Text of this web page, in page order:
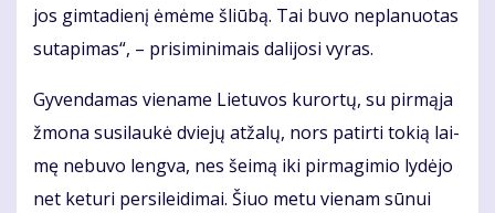
jos gim­ta­die­nį ėmė­me šliū­bą. Tai bu­vo ne­pla­nuo­tas
su­ta­pi­mas“, – pri­si­mi­ni­mais da­li­jo­si vy­ras.
Gy­ven­da­mas vie­na­me Lie­tu­vos ku­ror­tų, su pir­mą­ja
žmo­na su­si­lau­kė dvie­jų at­ža­lų, nors pa­tir­ti to­kią lai­
mę ne­bu­vo leng­va, nes šei­mą iki pir­ma­gi­mio ly­dė­jo
net ke­tu­ri per­si­lei­di­mai. Šiuo me­tu vie­nam sū­nui